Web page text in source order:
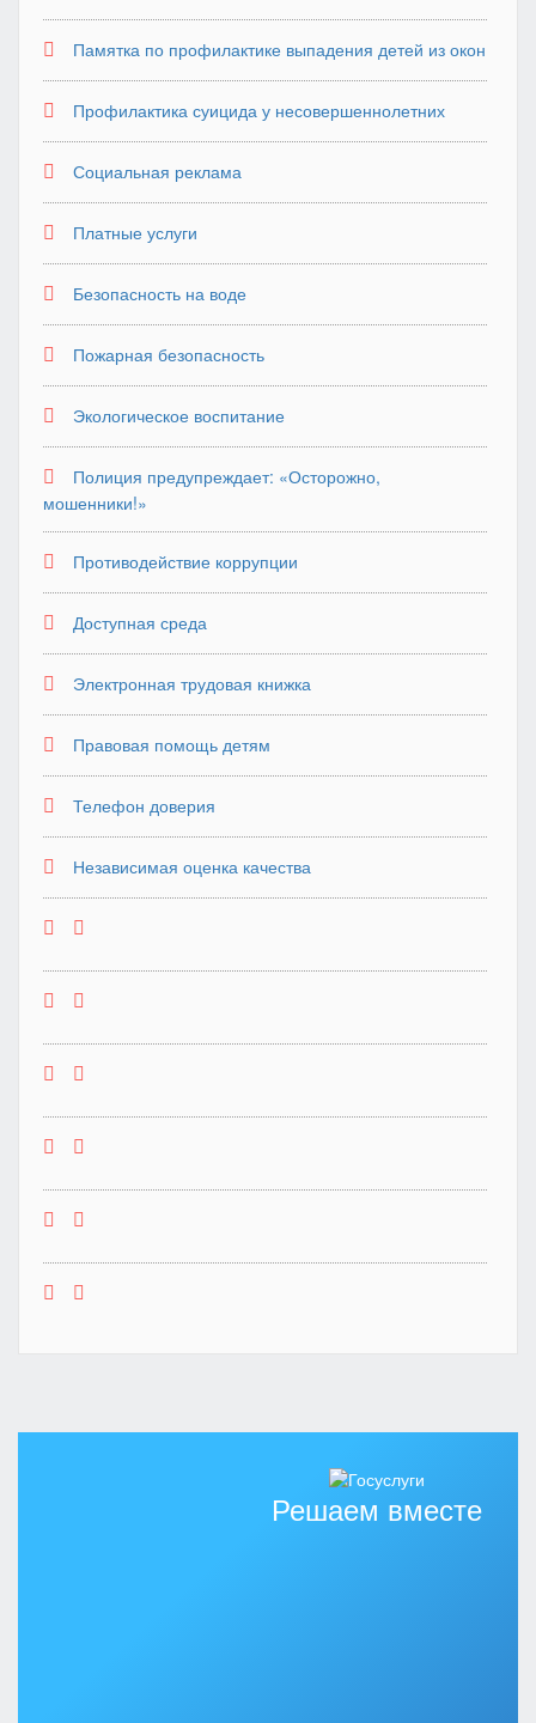
Памятка по профилактике выпадения детей из окон
Профилактика суицида у несовершеннолетних
Социальная реклама
Платные услуги
Безопасность на воде
Пожарная безопасность
Экологическое воспитание
Полиция предупреждает: «Осторожно,
мошенники!»
Противодействие коррупции
Доступная среда
Электронная трудовая книжка
Правовая помощь детям
Телефон доверия
Независимая оценка качества
Решаем вместе